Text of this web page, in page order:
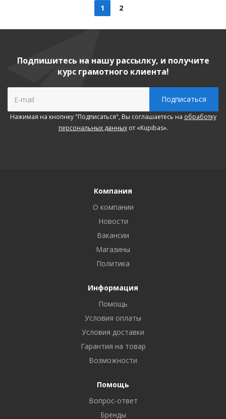
1 2
Подпишитесь на нашу рассылку, и получите
курс грамотного клиента!
Нажимая на кнопнку "Подписаться", Вы соглашаетесь на обработку
персональных данныхот «Kupibas».
Компания
О компании
Новости
Вакансии
Магазины
Политика
Информация
Помощь
Условия оплаты
Условия доставки
Гарантия на товар
Возможности
Помощь
Вопрос-ответ
Бренды